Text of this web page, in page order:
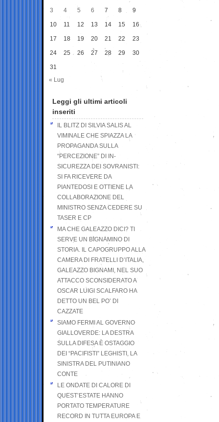
3 4 5 6 7 8 9
10 11 12 13 14 15 16
17 18 19 20 21 22 23
24 25 26 27 28 29 30
31
« Lug
Leggi gli ultimi articoli
inseriti
IL BLITZ DI SILVIA SALIS AL
VIMINALE CHE SPIAZZA LA
PROPAGANDA SULLA
“PERCEZIONE” DI IN-
SICUREZZA DEI SOVRANISTI:
SI FA RICEVERE DA
PIANTEDOSI E OTTIENE LA
COLLABORAZIONE DEL
MINISTRO SENZA CEDERE SU
TASER E CP
MA CHE GALEAZZO DICI? TI
SERVE UN BIGNAMINO DI
STORIA. IL CAPOGRUPPO ALLA
CAMERA DI FRATELLI D’ITALIA,
GALEAZZO BIGNAMI, NEL SUO
ATTACCO SCONSIDERATO A
OSCAR LUIGI SCALFARO HA
DETTO UN BEL PO’ DI
CAZZATE
SIAMO FERMI AL GOVERNO
GIALLOVERDE: LA DESTRA
SULLA DIFESA È OSTAGGIO
DEI “PACIFISTI” LEGHISTI, LA
SINISTRA DEL PUTINIANO
CONTE
LE ONDATE DI CALORE DI
QUEST’ESTATE HANNO
PORTATO TEMPERATURE
RECORD IN TUTTA EUROPA E